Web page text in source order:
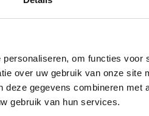
om functies voor
over uw gebruik van onze site
gegevens combineren met
gebruik van hun services.
Glitterstickers
SES Creative
Deze set combineert
Klaar om te schitteren?